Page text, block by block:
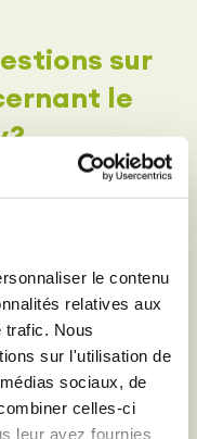
le contenu
relatives aux
trafic. Nous
sur l'utilisation de
sociaux, de
celles-ci
leur avez fournies
sur
le
?